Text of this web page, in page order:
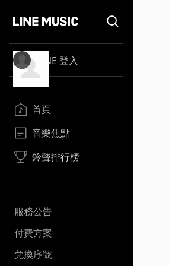
LINE 登入
首頁
音樂焦點
鈴聲排行榜
服務公告
付費方案
兌換序號